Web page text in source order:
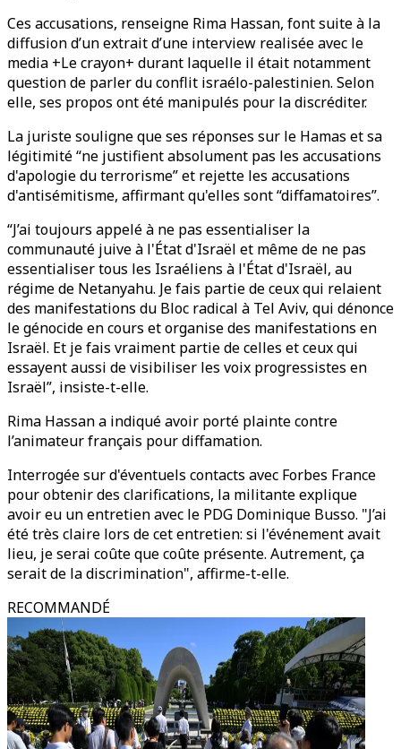
Ces accusations, renseigne Rima Hassan, font suite à la
diffusion d’un extrait d’une interview realisée avec le
media +Le crayon+ durant laquelle il était notamment
question de parler du conflit israélo-palestinien. Selon
elle, ses propos ont été manipulés pour la discréditer.
La juriste souligne que ses réponses sur le Hamas et sa
légitimité “ne justifient absolument pas les accusations
d'apologie du terrorisme” et rejette les accusations
d'antisémitisme, affirmant qu'elles sont “diffamatoires”.
“J’ai toujours appelé à ne pas essentialiser la
communauté juive à l'État d'Israël et même de ne pas
essentialiser tous les Israéliens à l'État d'Israël, au
régime de Netanyahu. Je fais partie de ceux qui relaient
des manifestations du Bloc radical à Tel Aviv, qui dénonce
le génocide en cours et organise des manifestations en
Israël. Et je fais vraiment partie de celles et ceux qui
essayent aussi de visibiliser les voix progressistes en
Israël”, insiste-t-elle.
Rima Hassan a indiqué avoir porté plainte contre
l’animateur français pour diffamation.
Interrogée sur d'éventuels contacts avec Forbes France
pour obtenir des clarifications, la militante explique
avoir eu un entretien avec le PDG Dominique Busso. "J’ai
été très claire lors de cet entretien: si l'événement avait
lieu, je serai coûte que coûte présente. Autrement, ça
serait de la discrimination", affirme-t-elle.
RECOMMANDÉ